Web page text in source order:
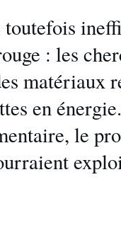
: les
matériaux
en énergie.
le